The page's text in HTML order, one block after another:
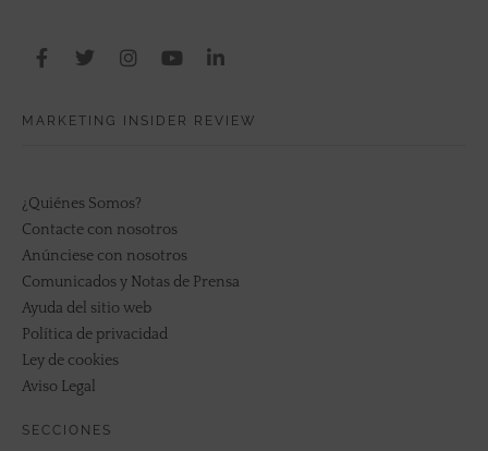
MARKETING INSIDER REVIEW
¿Quiénes Somos?
Contacte con nosotros
Anúnciese con nosotros
Comunicados y Notas de Prensa
Ayuda del sitio web
Política de privacidad
Ley de cookies
Aviso Legal
SECCIONES